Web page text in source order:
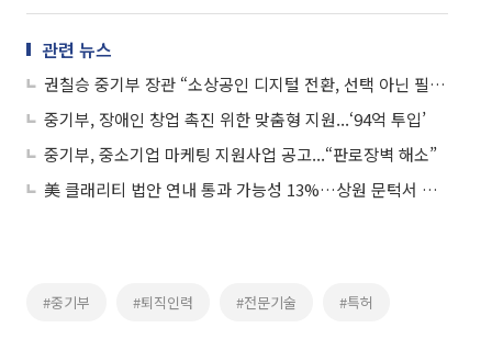
관련 뉴스
권칠승 중기부 장관 “소상공인 디지털 전환, 선택 아닌 필수”
중기부, 장애인 창업 촉진 위한 맞춤형 지원...‘94억 투입’
중기부, 중소기업 마케팅 지원사업 공고...“판로장벽 해소”
美 클래리티 법안 연내 통과 가능성 13%…상원 문턱서 제동
#중기부 #퇴직인력 #전문기술 #특허